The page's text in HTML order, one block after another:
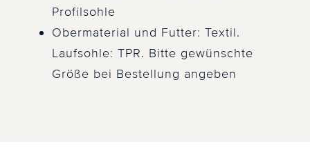
Profilsohle
Obermaterial und Futter: Textil.
Laufsohle: TPR. Bitte gewünschte
Größe bei Bestellung angeben